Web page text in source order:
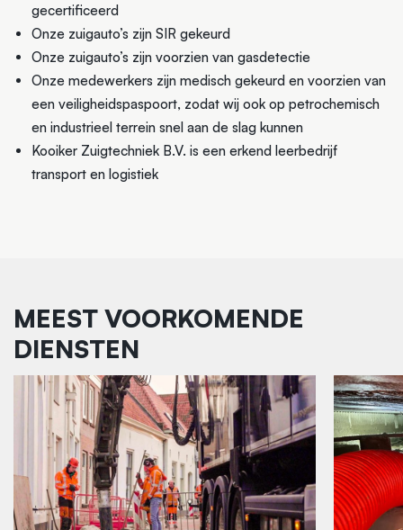
gecertificeerd
Onze zuigauto’s zijn SIR gekeurd
Onze zuigauto’s zijn voorzien van gasdetectie
Onze medewerkers zijn medisch gekeurd en voorzien van
een veiligheidspaspoort, zodat wij ook op petrochemisch
en industrieel terrein snel aan de slag kunnen
Kooiker Zuigtechniek B.V. is een erkend leerbedrijf
transport en logistiek
MEEST VOORKOMENDE
DIENSTEN